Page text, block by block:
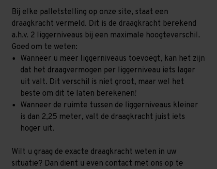
Bij elke palletstelling op onze site, staat een
draagkracht vermeld. Dit is de draagkracht berekend
a.h.v. 2 liggerniveaus bij een maximale hoogteverschil.
Goed om te weten:
Wanneer u meer liggerniveaus toevoegt, kan het zijn
dat het draagvermogen per liggerniveau iets lager
uit valt. Dit verschil is niet groot, maar wel het
beste om dit te laten berekenen!
Wanneer de ruimte tussen de liggerniveaus kleiner
is dan 2,25 meter, valt de draagkracht juist iets
hoger uit.
Wilt u graag de exacte draagkracht weten in uw
situatie? Dan dient u even contact met ons op te